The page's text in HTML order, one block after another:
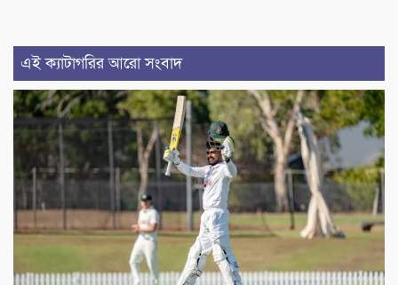
এই ক্যাটাগরির আরো সংবাদ